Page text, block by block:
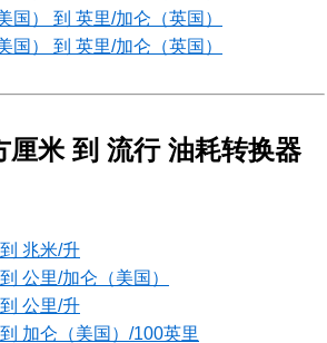
国） 到 英里/加仑（英国）
国） 到 英里/加仑（英国）
厘米 到 流行 油耗转换器
兆米/升
公里/加仑（美国）
公里/升
加仑（美国）/100英里